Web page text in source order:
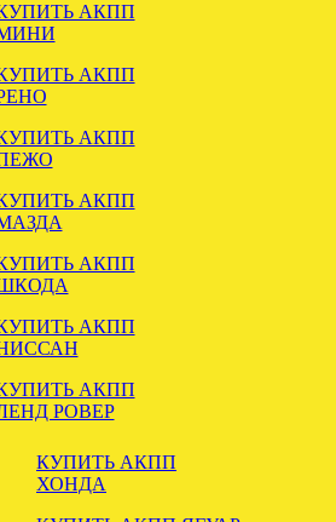
е53
АКПП
АКПП
АКПП
АКПП
АКПП
АКПП
АКПП
РОВЕР
КУПИТЬ АКПП
ХОНДА